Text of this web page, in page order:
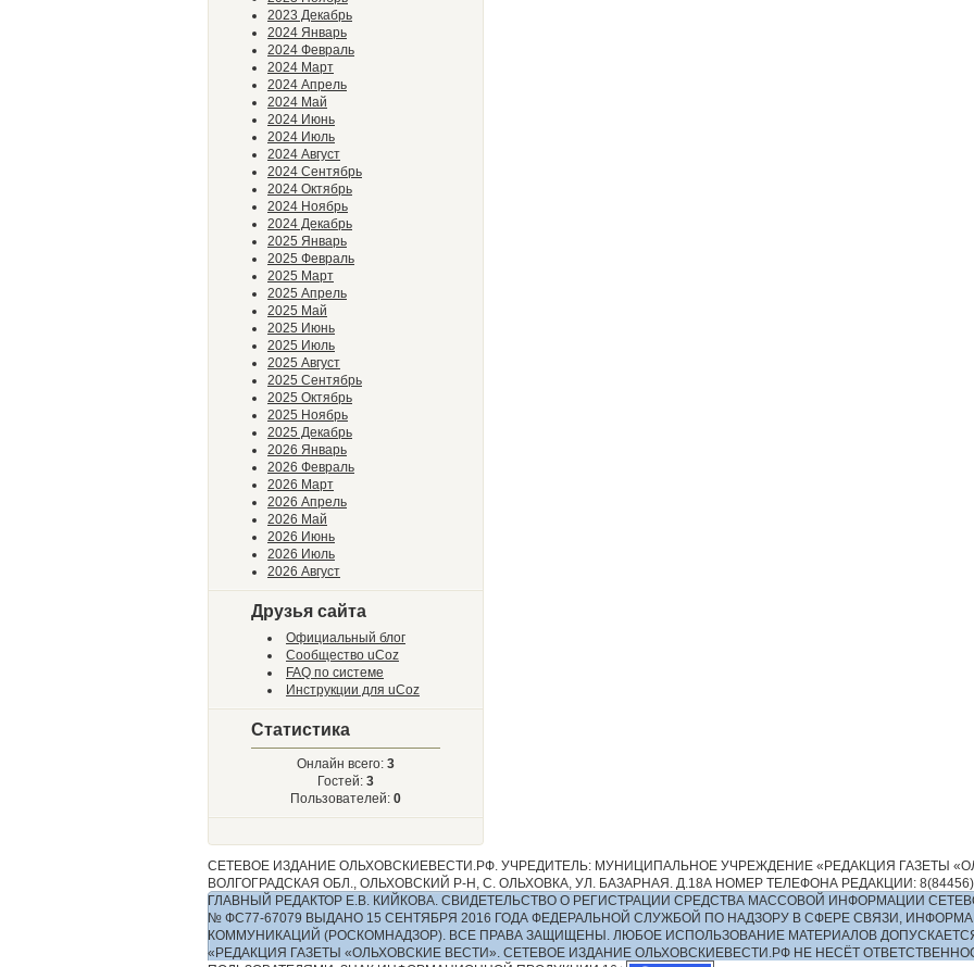
2023 Декабрь
2024 Январь
2024 Февраль
2024 Март
2024 Апрель
2024 Май
2024 Июнь
2024 Июль
2024 Август
2024 Сентябрь
2024 Октябрь
2024 Ноябрь
2024 Декабрь
2025 Январь
2025 Февраль
2025 Март
2025 Апрель
2025 Май
2025 Июнь
2025 Июль
2025 Август
2025 Сентябрь
2025 Октябрь
2025 Ноябрь
2025 Декабрь
2026 Январь
2026 Февраль
2026 Март
2026 Апрель
2026 Май
2026 Июнь
2026 Июль
2026 Август
Друзья сайта
Официальный блог
Сообщество uCoz
FAQ по системе
Инструкции для uCoz
Статистика
Онлайн всего: 3
Гостей: 3
Пользователей: 0
СЕТЕВОЕ ИЗДАНИЕ ОЛЬХОВСКИЕВЕСТИ.РФ. УЧРЕДИТЕЛЬ: МУНИЦИПАЛЬНОЕ УЧРЕЖДЕНИЕ «РЕДАКЦИЯ ГАЗЕТЫ
ВОЛГОГРАДСКАЯ ОБЛ., ОЛЬХОВСКИЙ Р-Н, С. ОЛЬХОВКА, УЛ. БАЗАРНАЯ. Д.18А НОМЕР ТЕЛЕФОНА РЕДАКЦИИ: 8(84456)2-
ГЛАВНЫЙ РЕДАКТОР Е.В. КИЙКОВА. СВИДЕТЕЛЬСТВО О РЕГИСТРАЦИИ СРЕДСТВА МАССОВОЙ ИНФОРМАЦИИ
№ ФС77-67079 ВЫДАНО 15 СЕНТЯБРЯ 2016 ГОДА ФЕДЕРАЛЬНОЙ СЛУЖБОЙ ПО НАДЗОРУ В СФЕРЕ СВЯЗИ,
КОММУНИКАЦИЙ (РОСКОМНАДЗОР). ВСЕ ПРАВА ЗАЩИЩЕНЫ. ЛЮБОЕ ИСПОЛЬЗОВАНИЕ МАТЕРИАЛОВ
«РЕДАКЦИЯ ГАЗЕТЫ «ОЛЬХОВСКИЕ ВЕСТИ». СЕТЕВОЕ ИЗДАНИЕ ОЛЬХОВСКИЕВЕСТИ.РФ НЕ НЕСЁТ